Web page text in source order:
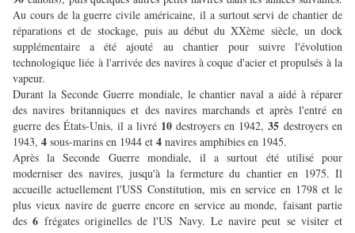
Au cours de la guerre civile américaine, il a surtout servi de chantier de
réparations et de stockage, puis au début du XXème siècle, un dock
supplémentaire a été ajouté au chantier pour suivre l'évolution
technologique liée à l'arrivée des navires à coque d'acier et propulsés à la
vapeur.
Durant la Seconde Guerre mondiale, le chantier naval a aidé à réparer
des navires britanniques et des navires marchands et après l'entré en
guerre des États-Unis, il a livré 10destroyers en 1942,35 destroyers en
1943, 4 sous-marins en 1944 et 4 navires amphibies en 1945.
Après la Seconde Guerre mondiale, il a surtout été utilisé pour
moderniser des navires, jusqu'à la fermeture du chantier en 1975. Il
accueille actuellement l'USS Constitution, mis en service en 1798 et le
plus vieux navire de guerre encore en service au monde, faisant partie
des6 frégates originelles de l'US Navy. Le navire peut se visiter et